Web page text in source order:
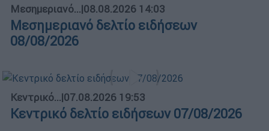
Μεσημεριανό...|08.08.2026 14:03
Μεσημεριανό δελτίο ειδήσεων
08/08/2026
Κεντρικό...|07.08.2026 19:53
Κεντρικό δελτίο ειδήσεων 07/08/2026